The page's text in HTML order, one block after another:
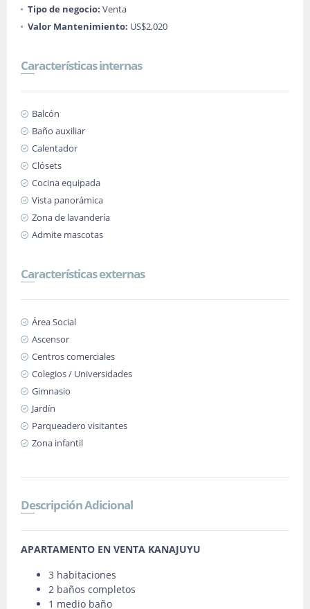
Tipo de negocio: Venta
Valor Mantenimiento: US$2,020
Características internas
Balcón
Baño auxiliar
Calentador
Clósets
Cocina equipada
Vista panorámica
Zona de lavandería
Admite mascotas
Características externas
Área Social
Ascensor
Centros comerciales
Colegios / Universidades
Gimnasio
Jardín
Parqueadero visitantes
Zona infantil
Descripción Adicional
APARTAMENTO EN VENTA KANAJUYU
3 habitaciones
2 baños completos
1 medio baño